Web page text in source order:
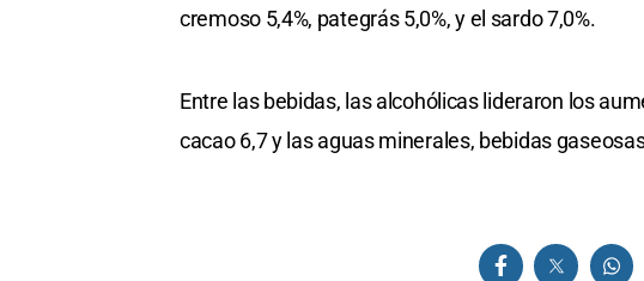
cremoso 5,4%, pategrás 5,0%, y el sardo 7,0%.
Entre las bebidas, las alcohólicas lideraron los
cacao 6,7 y las aguas minerales, bebidas